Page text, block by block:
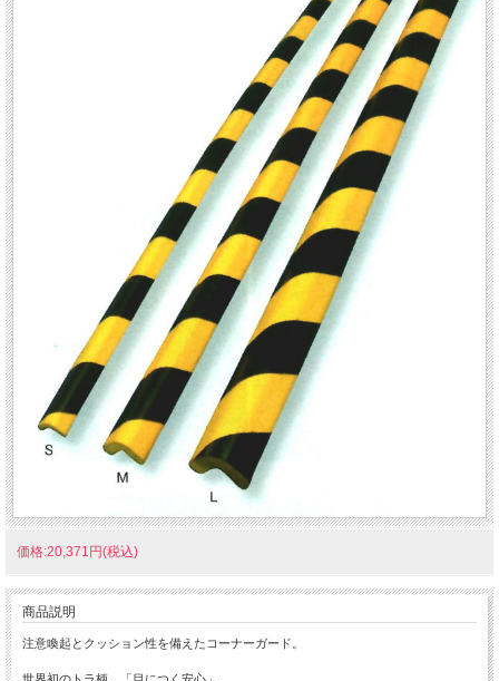
価格:20,371円(税込)
商品説明
注意喚起とクッション性を備えたコーナーガード。
世界初のトラ柄、「目につく安心」。